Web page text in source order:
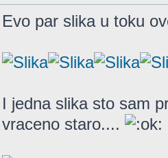
Evo par slika u toku
I jedna slika sto sam
vraceno staro....